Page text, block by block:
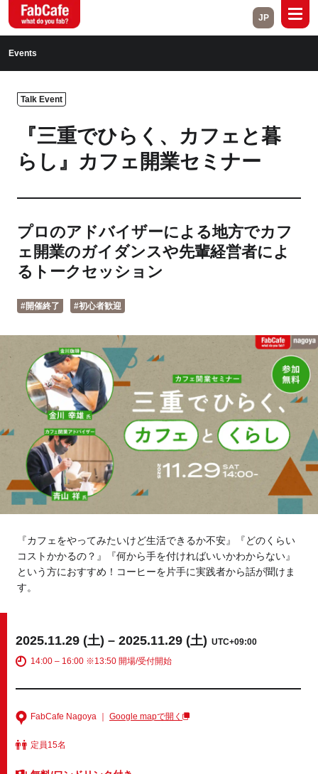
Open Labs Project Cases
Close
Nagoya
Osaka Hida
Chiba
Fukushima Taipei
Toulouse
Kuala Lumpur Bangkok
Mexico City
JP
Events
Talk Event
『三重でひらく、カフェと暮
らし』カフェ開業セミナー
プロのアドバイザーによる地方でカフ
ェ開業のガイダンスや先輩経営者によ
るトークセッション
#開催終了 #初心者歓迎
『カフェをやってみたいけど生活できるか不安』『どのくらい
コストかかるの？』『何から手を付ければいいかわからない』
という方におすすめ！コーヒーを片手に実践者から話が聞けま
す。
2025.11.29 (土) – 2025.11.29 (土) UTC+09:00
14:00 – 16:00 ※13:50 開場/受付開始
FabCafe Nagoya ｜ Google mapで開く
定員15名